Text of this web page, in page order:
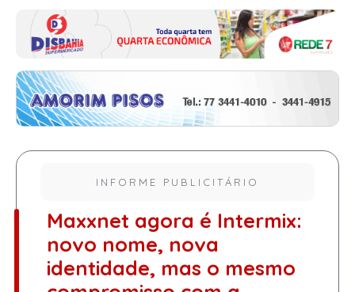
INFORME PUBLICITÁRIO
Maxxnet agora é Intermix:
novo nome, nova
identidade, mas o mesmo